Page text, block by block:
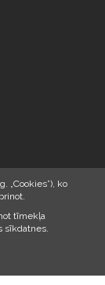
„Cookies”), ko
tīmekļa
sīkdatnes.